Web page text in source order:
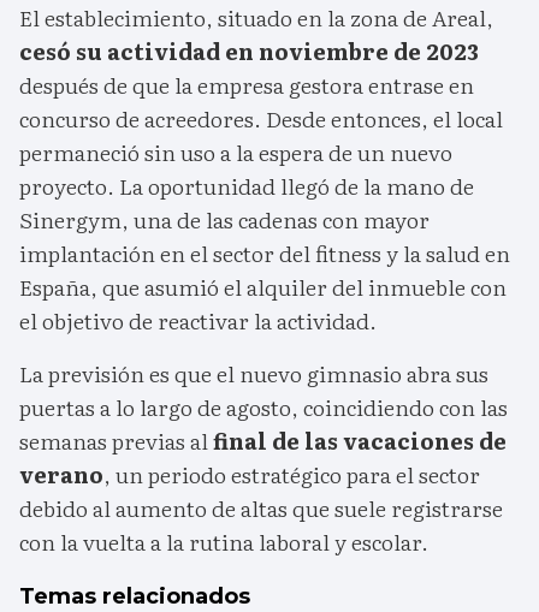
El establecimiento, situado en la zona de Areal,
cesó su actividad en noviembre de 2023
después de que la empresa gestora entrase en
concurso de acreedores. Desde entonces, el local
permaneció sin uso a la espera de un nuevo
proyecto. La oportunidad llegó de la mano de
Sinergym, una de las cadenas con mayor
implantación en el sector del fitness y la salud en
España, que asumió el alquiler del inmueble con
el objetivo de reactivar la actividad.
La previsión es que el nuevo gimnasio abra sus
puertas a lo largo de agosto, coincidiendo con las
semanas previas alfinal de las vacaciones de
verano, un periodo estratégico para el sector
debido al aumento de altas que suele registrarse
con la vuelta a la rutina laboral y escolar.
Temas relacionados